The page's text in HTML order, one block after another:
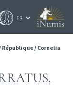
République/ Cornelia